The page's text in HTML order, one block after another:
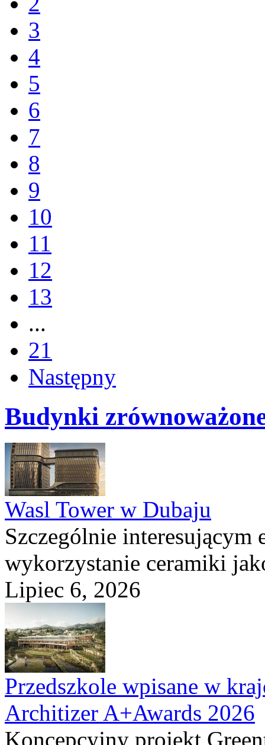
3
4
5
6
7
8
9
10
11
12
13
...
21
Następny
Budynki
Wasl Tower w Dubaju
Szczególnie interesującym
wykorzystanie ceramiki
Lipiec 6, 2026
Przedszkole wpisane w
Architizer A+Awards 2026
Koncepcyjny projekt